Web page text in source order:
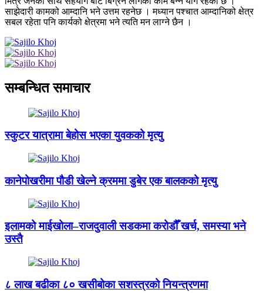
साझेदारी कामको आम्दानि भने उत्तम रहनेछ । मध्यान पश्चात आम्दानिको क्षेत्र
सबल रहेता पनि कार्यको क्षेत्रमा भने त्यति मन लाग्ने छैन ।
सम्बन्धित समाचार
स्कुटर यात्रामा बेहोस भएका युवकको मृत्यु
कानेपोखरीमा पौडी खेल्ने क्रममा डुबेर एक बालकको मृत्यु
इलामको माईखोला–राजदुवाली सडकमा करोडौँ खर्च, समस्या भने
उस्तै
८ लाख बढीका ८० खसीबोका सशस्त्रको नियन्त्रणमा